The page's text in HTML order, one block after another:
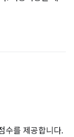
수를 제공합니다.